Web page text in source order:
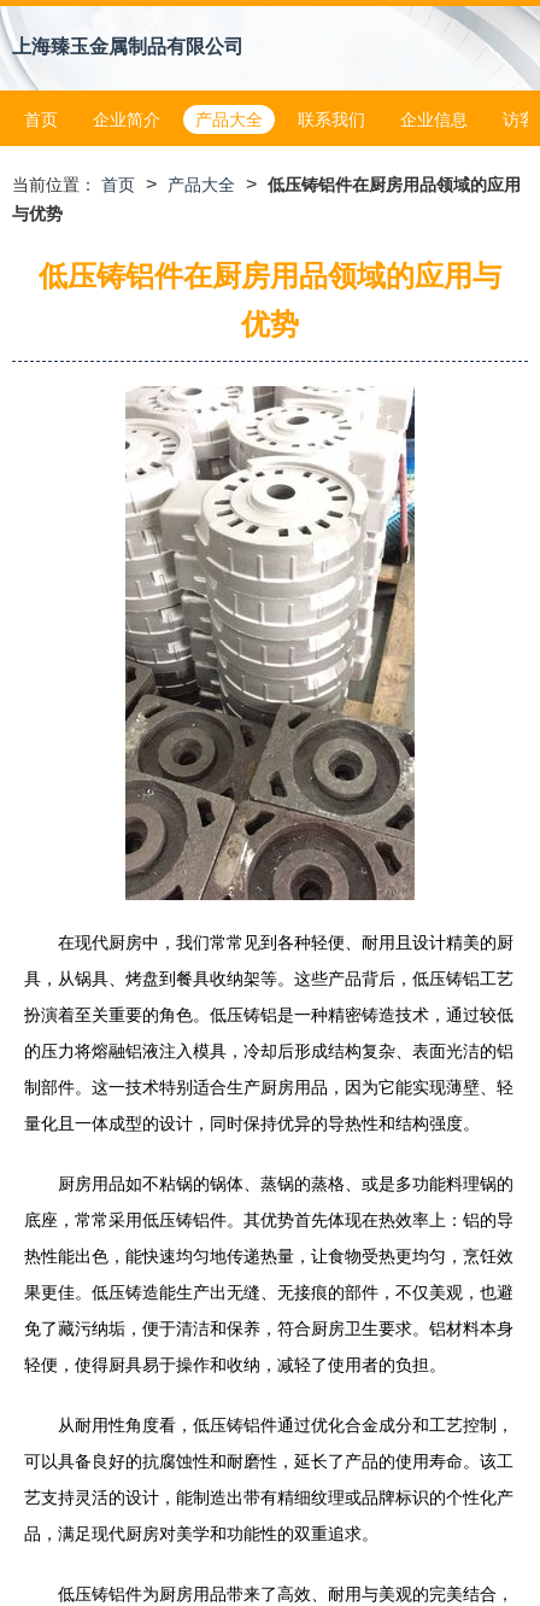
上海臻玉金属制品有限公司
首页 企业简介 产品大全 联系我们 企业信息 访客
当前位置： 首页 > 产品大全 > 低压铸铝件在厨房用品领域的应用
与优势
低压铸铝件在厨房用品领域的应用与
优势
在现代厨房中，我们常常见到各种轻便、耐用且设计精美的厨
具，从锅具、烤盘到餐具收纳架等。这些产品背后，低压铸铝工艺
扮演着至关重要的角色。低压铸铝是一种精密铸造技术，通过较低
的压力将熔融铝液注入模具，冷却后形成结构复杂、表面光洁的铝
制部件。这一技术特别适合生产厨房用品，因为它能实现薄壁、轻
量化且一体成型的设计，同时保持优异的导热性和结构强度。
厨房用品如不粘锅的锅体、蒸锅的蒸格、或是多功能料理锅的
底座，常常采用低压铸铝件。其优势首先体现在热效率上：铝的导
热性能出色，能快速均匀地传递热量，让食物受热更均匀，烹饪效
果更佳。低压铸造能生产出无缝、无接痕的部件，不仅美观，也避
免了藏污纳垢，便于清洁和保养，符合厨房卫生要求。铝材料本身
轻便，使得厨具易于操作和收纳，减轻了使用者的负担。
从耐用性角度看，低压铸铝件通过优化合金成分和工艺控制，
可以具备良好的抗腐蚀性和耐磨性，延长了产品的使用寿命。该工
艺支持灵活的设计，能制造出带有精细纹理或品牌标识的个性化产
品，满足现代厨房对美学和功能性的双重追求。
低压铸铝件为厨房用品带来了高效、耐用与美观的完美结合，